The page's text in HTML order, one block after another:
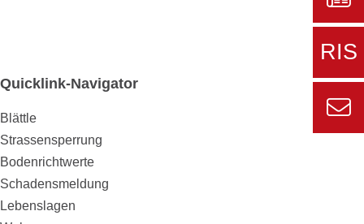
Quicklink-Navigator
Blättle
Strassensperrung
Bodenrichtwerte
Schadensmeldung
Lebenslagen
Zu
RIS
Seite